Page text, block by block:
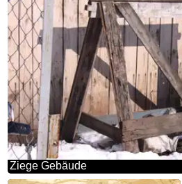
Ziege Gebäude